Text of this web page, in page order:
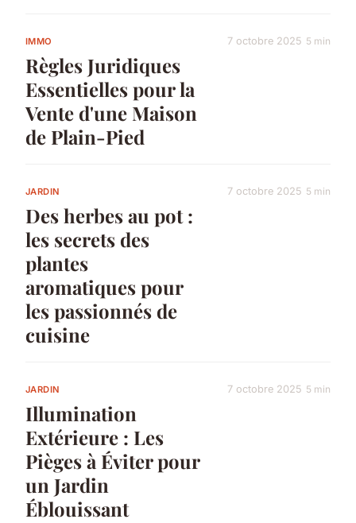
IMMO
Règles Juridiques
Essentielles pour la
Vente d'une Maison
de Plain-Pied
7 octobre 2025 5 min
JARDIN
Des herbes au pot :
les secrets des
plantes
aromatiques pour
les passionnés de
cuisine
7 octobre 2025 5 min
JARDIN
Illumination
Extérieure : Les
Pièges à Éviter pour
un Jardin
Éblouissant
7 octobre 2025 5 min